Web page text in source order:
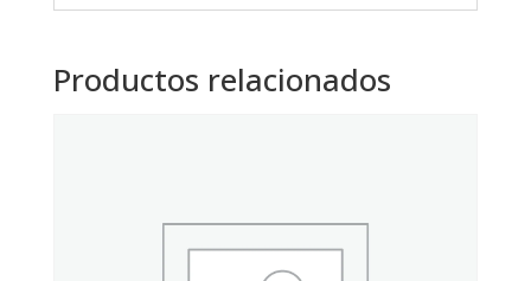
Productos relacionados